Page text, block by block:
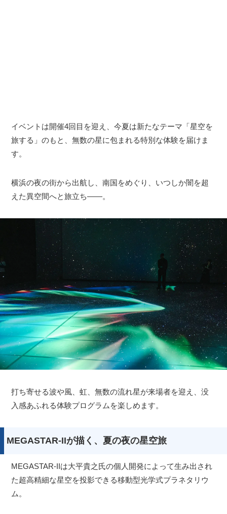
イベントは開催4回目を迎え、今夏は新たなテーマ「星空を
旅する」のもと、無数の星に包まれる特別な体験を届けま
す。
横浜の夜の街から出航し、南国をめぐり、いつしか闇を超
えた異空間へと旅立ち――。
打ち寄せる波や風、虹、無数の流れ星が来場者を迎え、没
入感あふれる体験プログラムを楽しめます。
MEGASTAR-IIが描く、夏の夜の星空旅
MEGASTAR-IIは大平貴之氏の個人開発によって生み出され
た超高精細な星空を投影できる移動型光学式プラネタリウ
ム。